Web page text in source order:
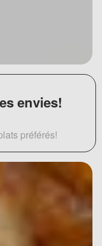
envies!
préférés!